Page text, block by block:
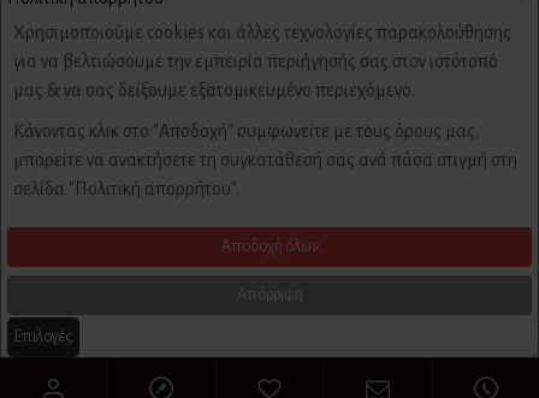
Send
Πολιτική απορρήτου & όροι χρήσης
Copyright © 2022, Πυροτεχνήματα
Created by Firstidea
Χρησιμοποιούμε cookies και άλλες τεχνολογίες παρακολούθησης
για να βελτιώσουμε την εμπειρία περιήγησής σας στον ιστότοπό
μας & να σας δείξουμε εξατομικευμένο περιεχόμενο.
Κάνοντας κλικ στο "Αποδοχή" συμφωνείτε με τους όρους μας,
μπορείτε να ανακτήσετε τη συγκατάθεσή σας ανά πάσα στιγμή στη
σελίδα "Πολιτική απορρήτου".
Αποδοχή όλων
Απόρριψη
Επιλογές
Πολιτική Απορρήτου